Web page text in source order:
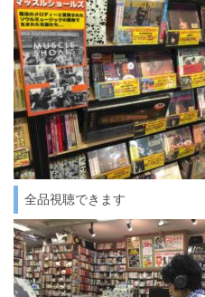
全品視聴できます